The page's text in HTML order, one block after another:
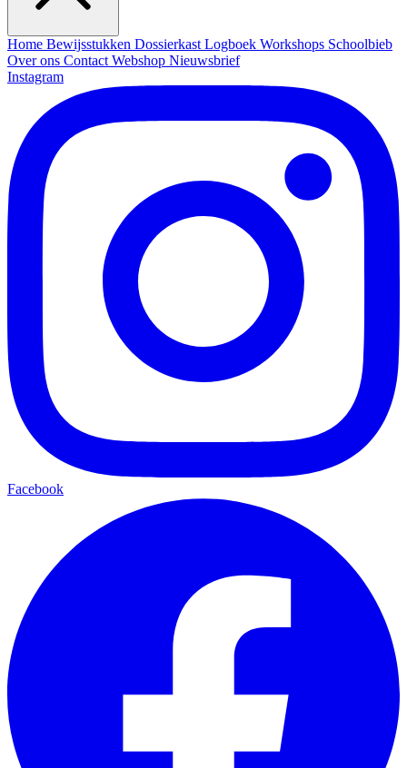
Home Bewijsstukken Dossierkast Logboek Workshops Schoolbieb
Over ons Contact Webshop Nieuwsbrief
Instagram
Facebook